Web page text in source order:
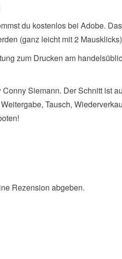
du kostenlos bei Adobe.
(ganz leicht mit 2
zum Drucken am
Siemann. Der Schnitt ist
Tausch,
Rezension abgeben.